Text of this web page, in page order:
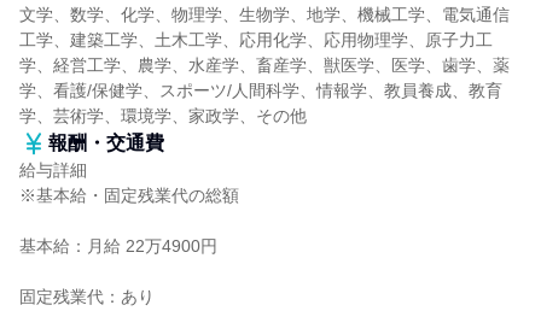
文学、数学、化学、物理学、生物学、地学、機械工学、電気通信
工学、建築工学、土木工学、応用化学、応用物理学、原子力工
学、経営工学、農学、水産学、畜産学、獣医学、医学、歯学、薬
学、看護/保健学、スポーツ/人間科学、情報学、教員養成、教育
学、芸術学、環境学、家政学、その他
報酬・交通費
給与詳細
※基本給・固定残業代の総額
基本給：月給 22万4900円
固定残業代：あり